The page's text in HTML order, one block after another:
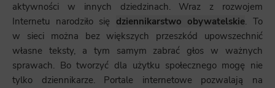
aktywności w innych dziedzinach. Wraz z rozwojem
Internetu narodziło się dziennikarstwo obywatelskie. To
w sieci można bez większych przeszkód upowszechnić
własne teksty, a tym samym zabrać głos w ważnych
sprawach. Bo tworzyć dla użytku społecznego mogę nie
tylko dziennikarze. Portale internetowe pozwalają na